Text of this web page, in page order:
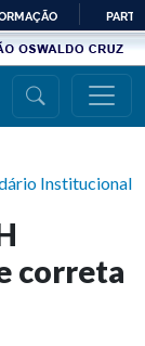
Institucional
correta